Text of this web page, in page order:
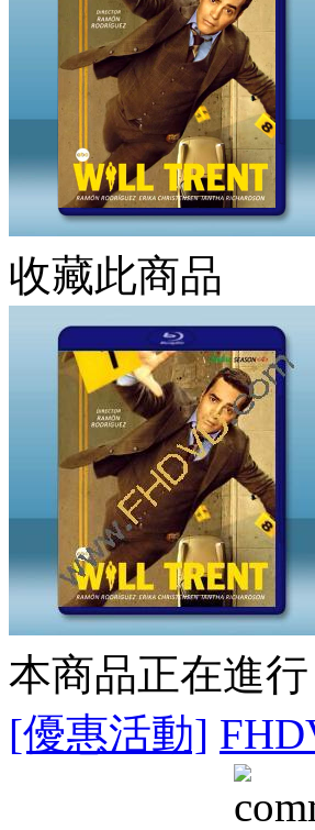
收藏此商品
本商品正在進行
[優惠活動]